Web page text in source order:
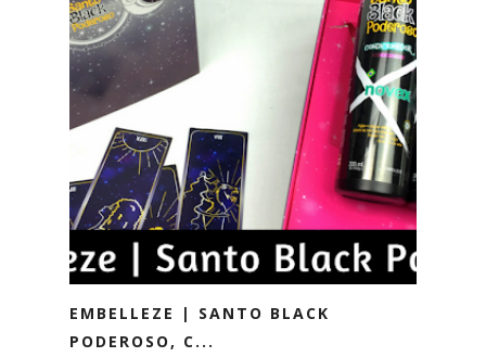
EMBELLEZE | SANTO BLACK
PODEROSO, C...